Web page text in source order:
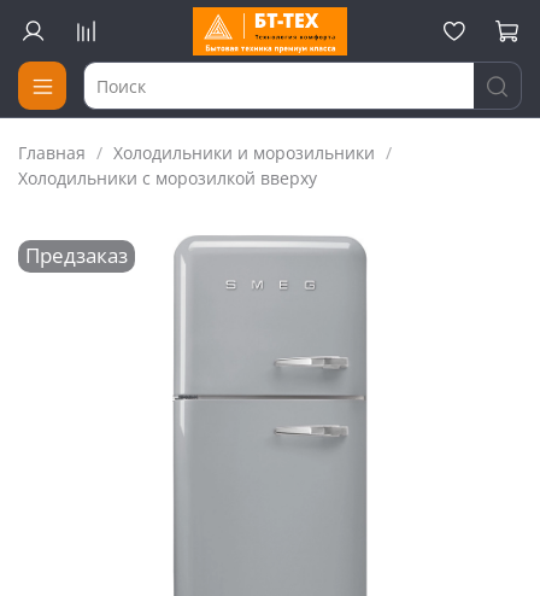
Главная
Холодильники и морозильники
Холодильники c морозилкой вверху
Предзаказ